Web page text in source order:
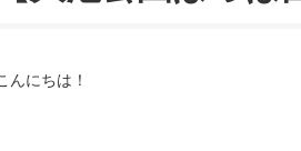
んにちは！